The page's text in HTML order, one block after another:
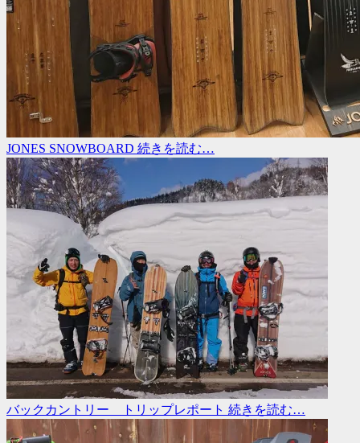
JONES SNOWBOARD 続きを読む…
バックカントリー トリップレポート 続きを読む…